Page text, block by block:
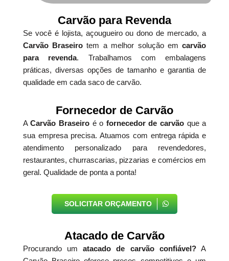
Carvão para Revenda
Se você é lojista, açougueiro ou dono de mercado, a
Carvão Braseiro tem a melhor solução emcarvão
para revenda. Trabalhamos com embalagens
práticas, diversas opções de tamanho e garantia de
qualidade em cada saco de carvão.
Fornecedor de Carvão
ACarvão Braseiro é o fornecedor de carvão que a
sua empresa precisa. Atuamos com entrega rápida e
atendimento personalizado para revendedores,
restaurantes, churrascarias, pizzarias e comércios em
geral. Qualidade de ponta a ponta!
SOLICITAR ORÇAMENTO
Atacado de Carvão
Procurando umatacado de carvão confiável?A